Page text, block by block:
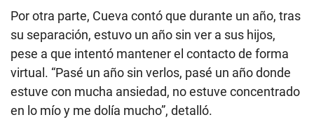
Por otra parte, Cueva contó que durante un año, tras
su separación, estuvo un año sin ver a sus hijos,
pese a que intentó mantener el contacto de forma
virtual. “Pasé un año sin verlos, pasé un año donde
estuve con mucha ansiedad, no estuve concentrado
en lo mío y me dolía mucho”, detalló.